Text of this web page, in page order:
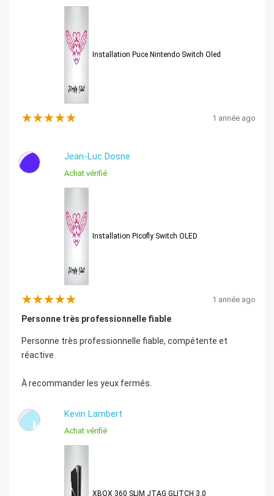
Installation Puce Nintendo Switch Oled
1 année ago
J
Jean-Luc Dosne
Achat vérifié
Installation Picofly Switch OLED
1 année ago
Personne très professionnelle fiable
Personne très professionnelle fiable, compétente et
réactive.
À recommander les yeux fermés.
K
Kevin Lambert
Achat vérifié
XBOX 360 SLIM JTAG GLITCH 3.0